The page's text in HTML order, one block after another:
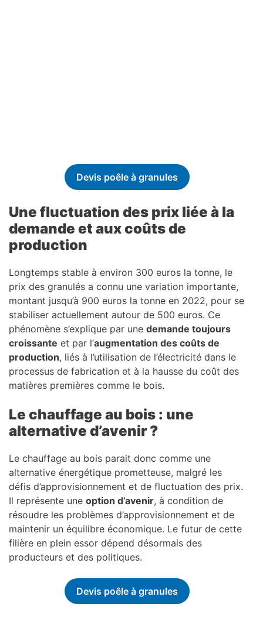
Devis poêle à granules
Une fluctuation des prix liée à la
demande et aux coûts de
production
Longtemps stable à environ 300 euros la tonne, le
prix des granulés a connu une variation importante,
montant jusqu’à 900 euros la tonne en 2022, pour se
stabiliser actuellement autour de 500 euros. Ce
phénomène s’explique par une demande toujours
croissante et par l’augmentation des coûts de
production, liés à l’utilisation de l’électricité dans le
processus de fabrication et à la hausse du coût des
matières premières comme le bois.
Le chauffage au bois : une
alternative d’avenir ?
Le chauffage au bois parait donc comme une
alternative énergétique prometteuse, malgré les
défis d’approvisionnement et de fluctuation des prix.
Il représente une option d’avenir, à condition de
résoudre les problèmes d’approvisionnement et de
maintenir un équilibre économique. Le futur de cette
filière en plein essor dépend désormais des
producteurs et des politiques.
Devis poêle à granules